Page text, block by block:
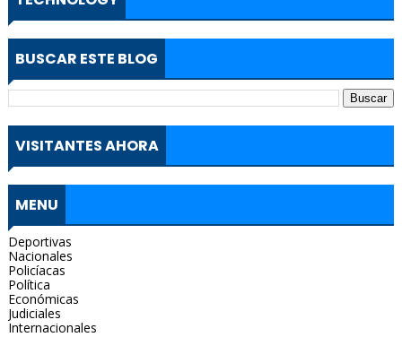
BUSCAR ESTE BLOG
VISITANTES AHORA
MENU
Deportivas
Nacionales
Policíacas
Política
Económicas
Judiciales
Internacionales